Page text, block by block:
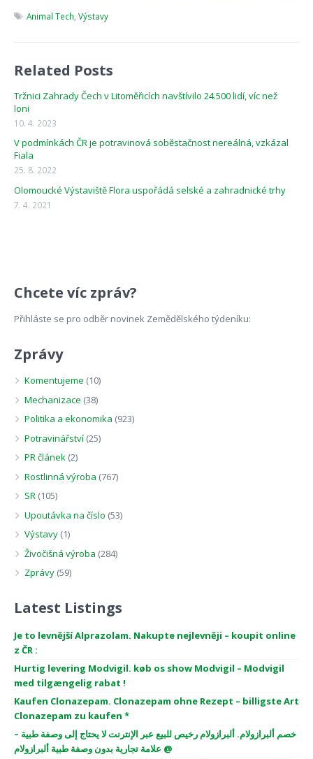
Animal Tech ,Výstavy
Related Posts
Tržnici Zahrady Čech v Litoměřicích navštívilo 24.500 lidí, víc než
loni
10. 4. 2023
V podmínkách ČR je potravinová soběstačnost nereálná, vzkázal
Fiala
25. 8. 2022
Olomoucké Výstaviště Flora uspořádá selské a zahradnické trhy
7. 4. 2021
Chcete víc zpráv?
Přihláste se pro odběr novinek Zemědělského týdeníku:
Zprávy
Komentujeme (10)
Mechanizace (38)
Politika a ekonomika (923)
Potravinářství (25)
PR článek (2)
Rostlinná výroba (767)
SR (105)
Upoutávka na číslo (53)
Výstavy (1)
Živočišná výroba (284)
Zprávy (59)
Latest Listings
Je to levnější Alprazolam. Nakupte nejlevněji – koupit online
z ČR :
Hurtig levering Modvigil. køb os show Modvigil – Modvigil
med tilgængelig rabat !
Kaufen Clonazepam. Clonazepam ohne Rezept – billigste Art
Clonazepam zu kaufen *
خصم ألبرازولام. ألبرازولام رخيص للبيع عبر الإنترنت لا يحتاج إلى وصفة طبية –
علامة تجارية بدون وصفة طبية ألبرازولام @